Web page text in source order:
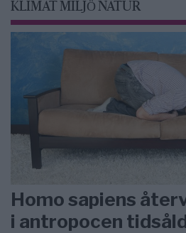
KLIMAT MILJÖ NATUR
Homo sapiens
i antropocen